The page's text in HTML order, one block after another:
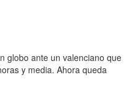
globo ante un valenciano que
y media. Ahora queda